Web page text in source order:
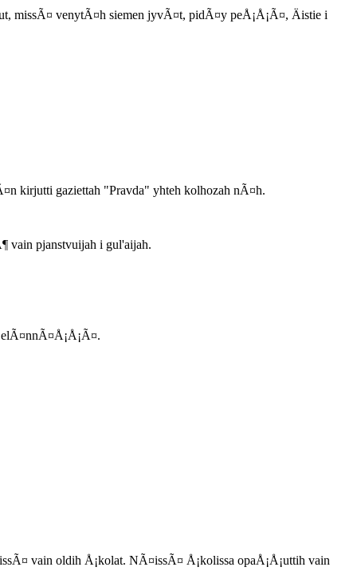
missÃ¤ venytÃ¤h siemen jyvÃ¤t, pidÃ¤y peÅ¡Å¡Ã¤, Äistie i
kirjutti gaziettah "Pravda" yhteh kolhozah nÃ¤h.
vain pjanstvuijah i gul'aijah.
vain oldih Å¡kolat. NÃ¤issÃ¤ Å¡kolissa opaÅ¡Å¡uttih vain